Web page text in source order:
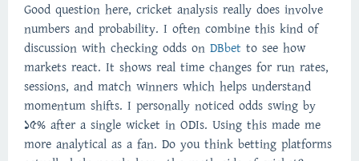
Good question here, cricket analysis really does involve
numbers and probability. I often combine this kind of
discussion with checking odds on DBbet to see how
markets react. It shows real time changes for run rates,
sessions, and match winners which helps understand
momentum shifts. I personally noticed odds swing by
15% after a single wicket in ODIs. Using this made me
more analytical as a fan. Do you think betting platforms